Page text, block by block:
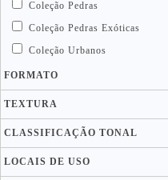
Coleção Pedras
Coleção Pedras Exóticas
Coleção Urbanos
FORMATO
TEXTURA
CLASSIFICAÇÃO TONAL
LOCAIS DE USO